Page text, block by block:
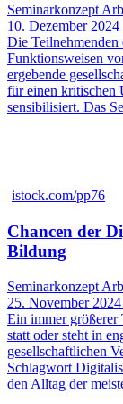
Seminarkonzept
10. Dezember
Die Teilnehmenden
Funktionsweisen
ergebende
für einen kritischen
sensibilisiert. Das
istock.com/pp76
Chancen der
Bildung
Seminarkonzept
25. November
Ein immer größerer
statt oder steht in
gesellschaftlichen
Schlagwort
den Alltag der